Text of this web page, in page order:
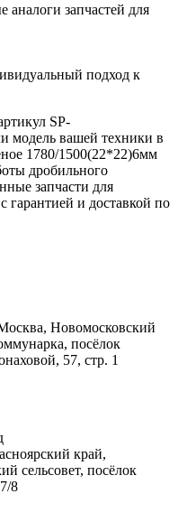
запчастей для
подход к
SP-
модель вашей техники в
1780/1500(22*22)6мм
дробильного
запчасти для
гарантией и доставкой по
Новомосковский
посёлок
57, стр. 1
край,
сельсовет, посёлок
8